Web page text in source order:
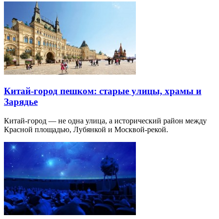
Китай-город пешком: старые улицы, храмы и
Зарядье
Китай-город — не одна улица, а исторический район между
Красной площадью, Лубянкой и Москвой-рекой.